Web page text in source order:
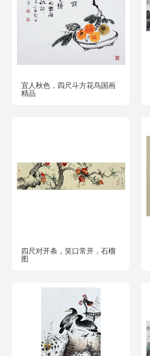
宜人秋色，四尺斗方花鸟国画
精品
四尺对开条，笑口常开，石榴
图